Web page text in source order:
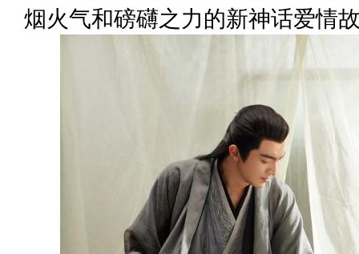
烟火气和磅礴之力的新神话爱情